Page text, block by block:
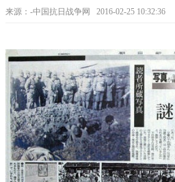
来源：-中国抗日战争网 2016-02-25 10:32:36